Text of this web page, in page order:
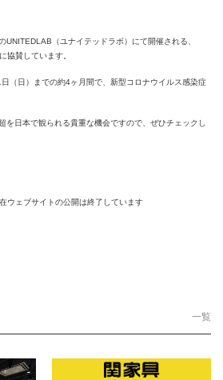
UNITEDLAB（ユナイテッドラボ）にて開催される、
協賛しています。
（日）までの約4ヶ月間で、新型コロナウイルス感染症
を日本で観られる貴重な機会ですので、ぜひチェックし
ェブサイトの公開は終了しています
一覧